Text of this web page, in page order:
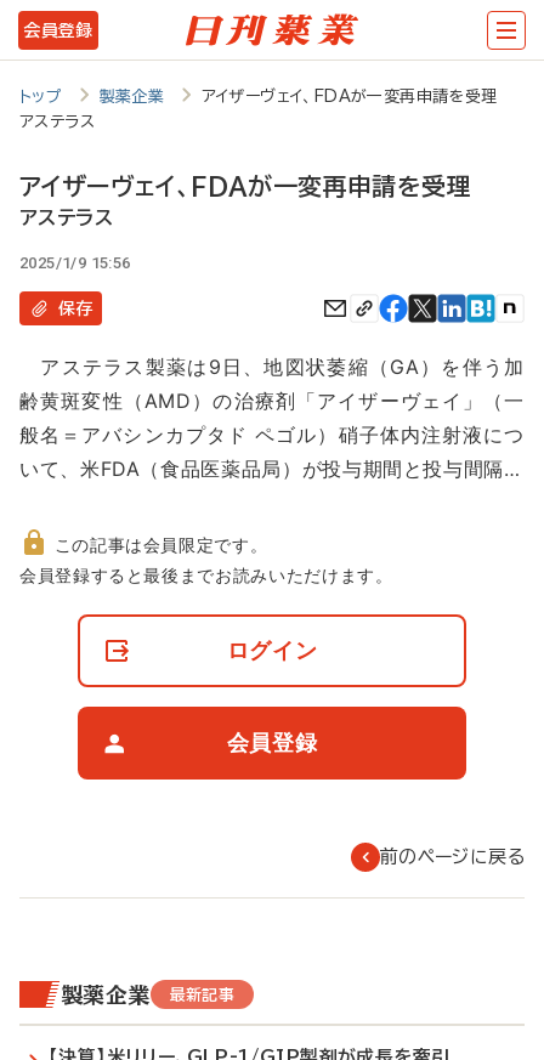
メ
イ
ン
テ
ツ
に
動
会員登録
トップ 製薬企業
アイザーヴェイ、FDAが一変再申請を受理
アステラス
アイザーヴェイ、FDAが一変再申請を受理
アステラス
2025/1/9 15:56
保存
アステラス製薬は9日、地図状萎縮（GA）を伴う加
齢黄斑変性（AMD）の治療剤「アイザーヴェイ」（一
般名＝アバシンカプタド ペゴル）硝子体内注射液につ
いて、米FDA（食品医薬品局）が投与期間と投与間隔…
非
この記事は会員限定です。
会員登録すると最後までお読みいただけます。
ログイン
会員登録
前のページに戻る
製薬企業 最新記事